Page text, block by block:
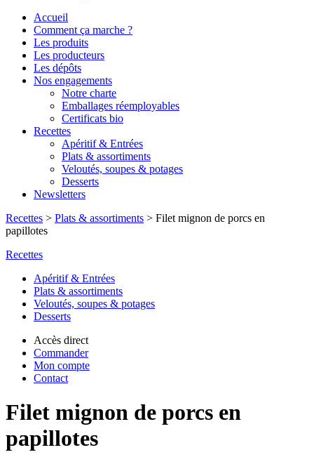
Accueil
Comment ça marche ?
Les produits
Les producteurs
Les dépôts
Nos engagements
Notre charte
Emballages réemployables
Certificats bio
Recettes
Apéritif & Entrées
Plats & assortiments
Veloutés, soupes & potages
Desserts
Newsletters
Recettes > Plats & assortiments > Filet mignon de porcs en
papillotes
Recettes
Apéritif & Entrées
Plats & assortiments
Veloutés, soupes & potages
Desserts
Accès direct
Commander
Mon compte
Contact
Filet mignon de porcs en
papillotes